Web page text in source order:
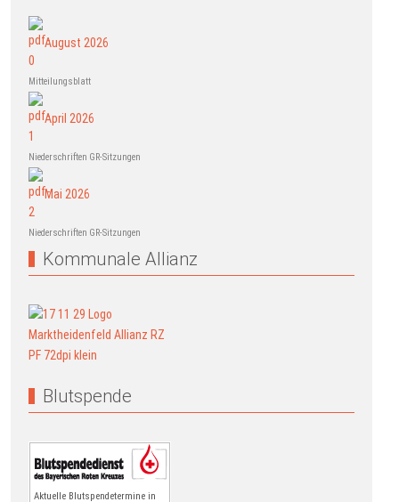
August 2026
Mitteilungsblatt
April 2026
Niederschriften GR-Sitzungen
Mai 2026
Niederschriften GR-Sitzungen
Kommunale Allianz
Blutspende
Aktuelle Blutspendetermine in